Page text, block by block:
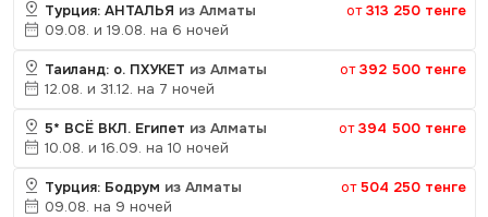
Турция: АНТАЛЬЯ из Алматы от313 250 тенге
09.08. и 19.08. на 6 ночей
Таиланд: о. ПХУКЕТ из Алматы от392 500 тенге
12.08. и 31.12. на 7 ночей
5* ВСЁ ВКЛ. Египет из Алматы от394 500 тенге
10.08. и 16.09. на 10 ночей
Турция: Бодрум из Алматы от504 250 тенге
09.08. на 9 ночей